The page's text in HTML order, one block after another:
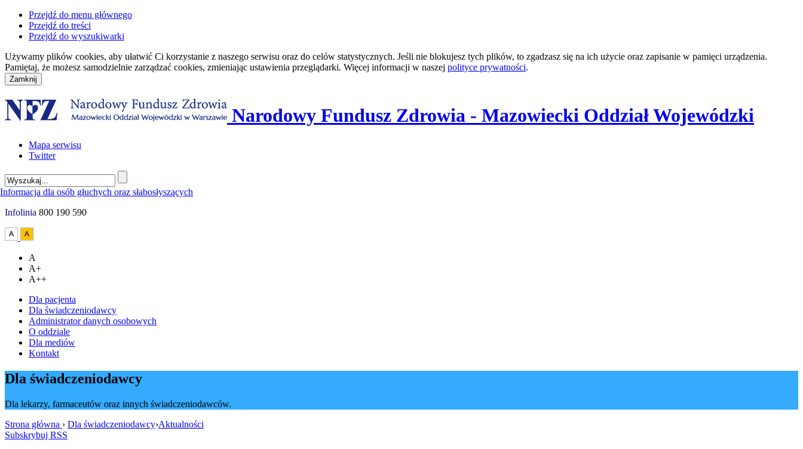
Przejdź do menu głównego
Przejdź do treści
Przejdź do wyszukiwarki
Używamy plików cookies, aby ułatwić Ci korzystanie z naszego serwisu oraz do celów statystycznych. Jeśli nie blokujesz tych plików, to zgadzasz się na ich użycie oraz zapisanie w pamięci urządzenia.
Pamiętaj, że możesz samodzielnie zarządzać cookies, zmieniając ustawienia przeglądarki. Więcej informacji w naszej polityce prywatności.
Narodowy Fundusz Zdrowia - Mazowiecki Oddział Wojewódzki
Mapa serwisu
Twitter
Infolinia 800 190 590
A
A+
A++
Dla pacjenta
Dla świadczeniodawcy
Administrator danych osobowych
O oddziale
Dla mediów
Kontakt
Dla świadczeniodawcy
Dla lekarzy, farmaceutów oraz innych świadczeniodawców.
Strona główna › Dla świadczeniodawcy›Aktualności
Subskrybuj RSS